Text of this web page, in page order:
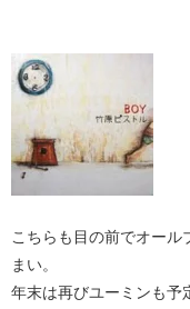
こちらも目の前でオール
まい。
年末は再びユーミンも予